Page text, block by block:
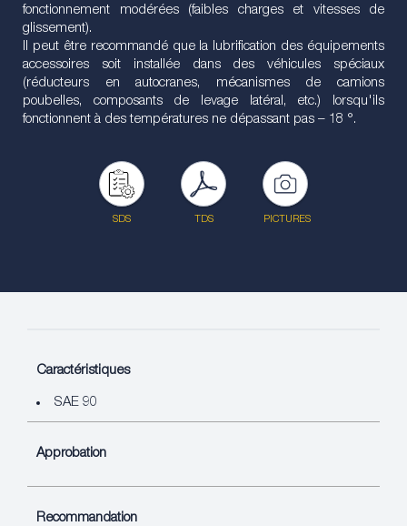
fonctionnement modérées (faibles charges et vitesses de
glissement).
Il peut être recommandé que la lubrification des équipements
accessoires soit installée dans des véhicules spéciaux
(réducteurs en autocranes, mécanismes de camions
poubelles, composants de levage latéral, etc.) lorsqu'ils
fonctionnent à des températures ne dépassant pas – 18 °.
SDS TDS PICTURES
Caractéristiques
SAE 90
Approbation
Recommandation